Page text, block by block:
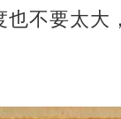
也不要太大